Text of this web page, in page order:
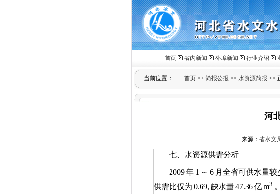
首页 省内新闻 外埠新闻 行业介绍
当前位置： 首页 >> 简报公报 >> 水资源简报 >>
河
来源： 省水文
七、水资源供需分析
2009年 1 ～ 6 月全省可供水量
供需比仅为 0.69, 缺水量47.36亿m3